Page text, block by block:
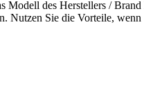
Modell des Herstellers /
Nutzen Sie die Vorteile,